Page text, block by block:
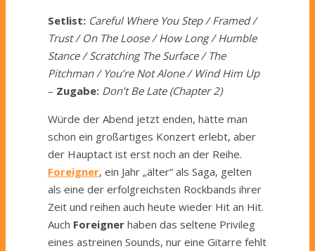
Setlist: Careful Where You Step / Framed /
Trust / On The Loose / How Long / Humble
Stance / Scratching The Surface / The
Pitchman / You’re Not Alone / Wind Him Up
– Zugabe: Don’t Be Late (Chapter 2)
Würde der Abend jetzt enden, hätte man
schon ein großartiges Konzert erlebt, aber
der Hauptact ist erst noch an der Reihe.
Foreigner, ein Jahr „älter“ als Saga, gelten
als eine der erfolgreichsten Rockbands ihrer
Zeit und reihen auch heute wieder Hit an Hit.
Auch Foreigner haben das seltene Privileg
eines astreinen Sounds, nur eine Gitarre fehlt